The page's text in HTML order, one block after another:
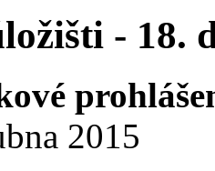
- 18.
2015